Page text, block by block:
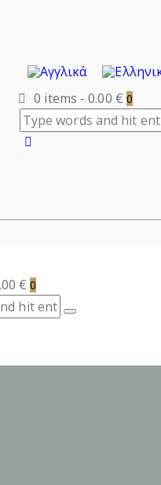
0 items - 0.00 € 0
€ 0